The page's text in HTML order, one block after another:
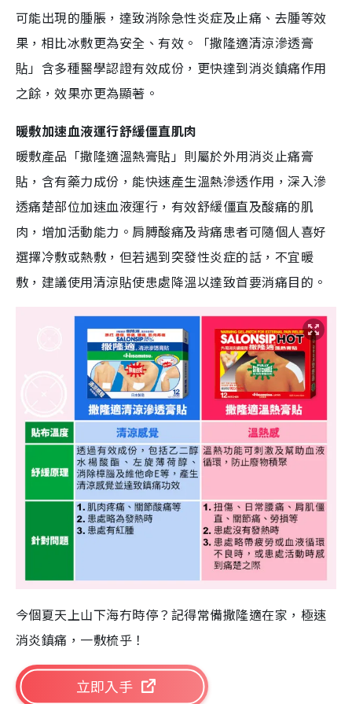
可能出現的腫脹，達致消除急性炎症及止痛、去腫等效
果，相比冰敷更為安全、有效。「撒隆適清涼滲透膏
貼」含多種醫學認證有效成份，更快達到消炎鎮痛作用
之餘，效果亦更為顯著。
暖敷加速血液運行舒緩僵直肌肉
暖敷產品「撒隆適溫熱膏貼」則屬於外用消炎止痛膏
貼，含有藥力成份，能快速產生溫熱滲透作用，深入滲
透痛楚部位加速血液運行，有效舒緩僵直及酸痛的肌
肉，增加活動能力。肩膊酸痛及背痛患者可隨個人喜好
選擇冷敷或熱敷，但若遇到突發性炎症的話，不宜暖
敷，建議使用清涼貼使患處降溫以達致首要消痛目的。
今個夏天上山下海冇時停？記得常備撒隆適在家，極速
消炎鎮痛，一敷梳乎！
立即入手